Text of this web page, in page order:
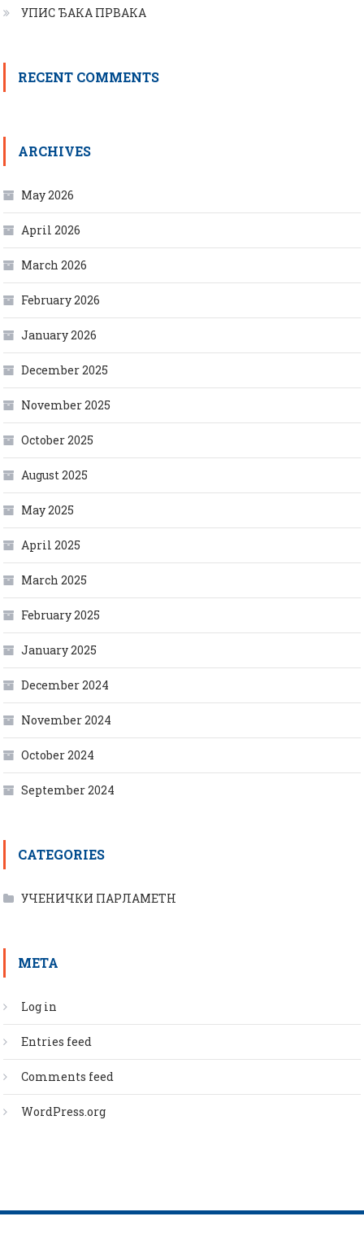
УПИС ЂАКА ПРВАКА
RECENT COMMENTS
ARCHIVES
May 2026
April 2026
March 2026
February 2026
January 2026
December 2025
November 2025
October 2025
August 2025
May 2025
April 2025
March 2025
February 2025
January 2025
December 2024
November 2024
October 2024
September 2024
CATEGORIES
УЧЕНИЧКИ ПАРЛАМЕТН
META
Log in
Entries feed
Comments feed
WordPress.org